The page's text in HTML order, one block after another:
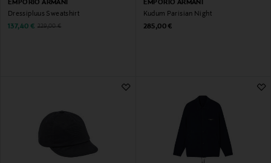
EMPORIO ARMANI
Dressipluus Sweatshirt
Discounted Price
137,40 € Original Price
229,00 €
EMPORIO ARMANI
Kudum Parisian Night
Original Price
285,00 €